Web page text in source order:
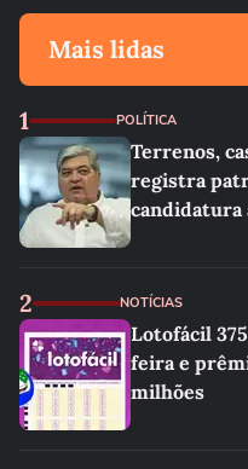
Mais lidas
1 POLÍTICA
Terrenos,
registra
candidatura
2 NOTÍCIAS
Lotofácil
feira e
milhões